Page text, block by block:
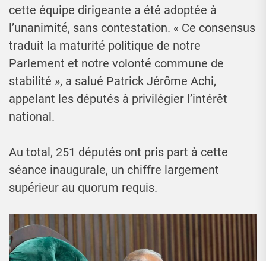
cette équipe dirigeante a été adoptée à
l’unanimité, sans contestation. « Ce consensus
traduit la maturité politique de notre
Parlement et notre volonté commune de
stabilité », a salué Patrick Jérôme Achi,
appelant les députés à privilégier l’intérêt
national.
Au total, 251 députés ont pris part à cette
séance inaugurale, un chiffre largement
supérieur au quorum requis.